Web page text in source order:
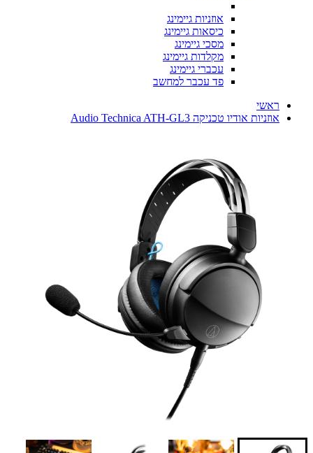
אוזניות גיימינג
כיסאות גיימינג
מסכי גיימינג
מקלדות גיימינג
עכברי גיימינג
פד עכבר למחשב
ראשי
אוזניות אודיו טכניקה Audio Technica ATH-GL3